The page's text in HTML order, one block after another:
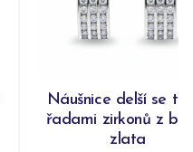
Náušnice delší se
řadami zirkonů z
zlata